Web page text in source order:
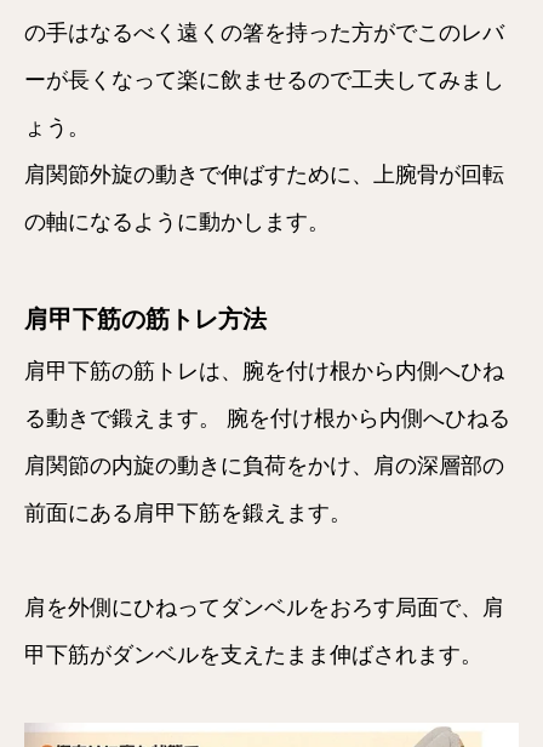
の手はなるべく遠くの箸を持った方がでこのレバ
ーが長くなって楽に飲ませるので工夫してみまし
ょう。
肩関節外旋の動きで伸ばすために、上腕骨が回転
の軸になるように動かします。
肩甲下筋の筋トレ方法
肩甲下筋の筋トレは、腕を付け根から内側へひね
る動きで鍛えます。 腕を付け根から内側へひねる
肩関節の内旋の動きに負荷をかけ、肩の深層部の
前面にある肩甲下筋を鍛えます。
肩を外側にひねってダンベルをおろす局面で、肩
甲下筋がダンベルを支えたまま伸ばされます。